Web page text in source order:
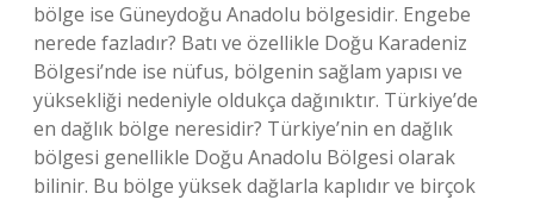
bölge ise Güneydoğu Anadolu bölgesidir. Engebe
nerede fazladır? Batı ve özellikle Doğu Karadeniz
Bölgesi’nde ise nüfus, bölgenin sağlam yapısı ve
yüksekliği nedeniyle oldukça dağınıktır. Türkiye’de
en dağlık bölge neresidir? Türkiye’nin en dağlık
bölgesi genellikle Doğu Anadolu Bölgesi olarak
bilinir. Bu bölge yüksek dağlarla kaplıdır ve birçok